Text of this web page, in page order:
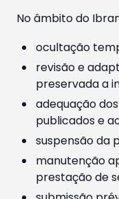
No âmbito do
ocultação
revisão e
preservada a
adequação
publicados e
suspensão da
manutenção
prestação de